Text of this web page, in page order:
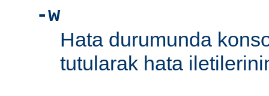
-w
Hata durumunda
tutularak hata